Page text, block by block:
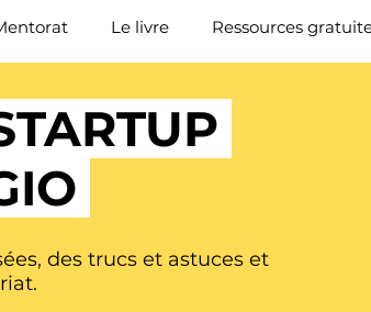
Le livre Ressources
des trucs et astuces et